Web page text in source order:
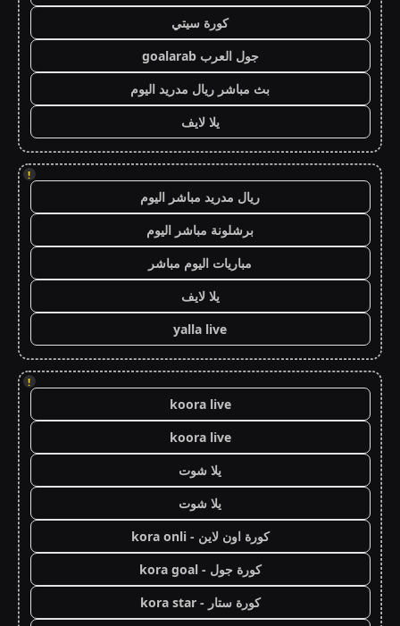
كورة سيتي
جول العرب goalarab
بث مباشر ريال مدريد اليوم
يلا لايف
!
ريال مدريد مباشر اليوم
برشلونة مباشر اليوم
مباريات اليوم مباشر
يلا لايف
yalla live
!
koora live
koora live
يلا شوت
يلا شوت
كورة اون لاين - kora onli
كورة جول - kora goal
كورة ستار - kora star